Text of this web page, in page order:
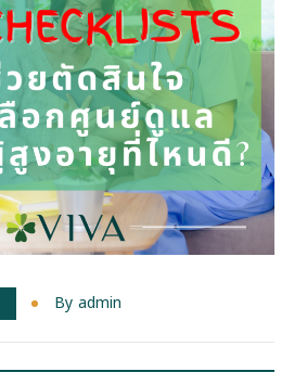
By Admin